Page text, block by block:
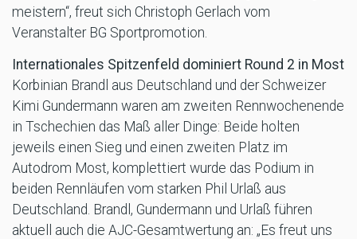
meistern“, freut sich Christoph Gerlach vom
Veranstalter BG Sportpromotion.
Internationales Spitzenfeld dominiert Round 2 in Most
Korbinian Brandl aus Deutschland und der Schweizer
Kimi Gundermann waren am zweiten Rennwochenende
in Tschechien das Maß aller Dinge: Beide holten
jeweils einen Sieg und einen zweiten Platz im
Autodrom Most, komplettiert wurde das Podium in
beiden Rennläufen vom starken Phil Urlaß aus
Deutschland. Brandl, Gundermann und Urlaß führen
aktuell auch die AJC-Gesamtwertung an: „Es freut uns